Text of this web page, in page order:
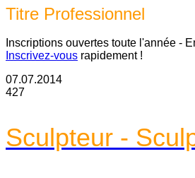
Titre Professionnel
Inscriptions ouvertes toute l'année -
Inscrivez-vous rapidement !
07.07.2014
427
Sculpteur -